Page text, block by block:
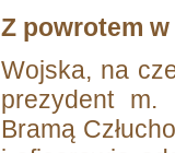
Z powrotem
Wojska, na
prezydent m.
Bramą